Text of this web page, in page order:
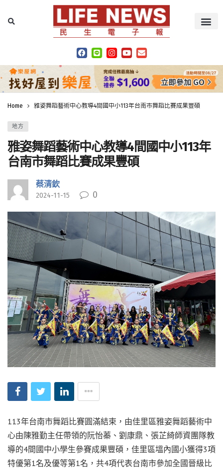
Home 雅姿舞蹈藝術中心教導4間國中小113年台南市舞蹈比賽成果豐碩
地方
雅姿舞蹈藝術中心教導4間國中小113年
台南市舞蹈比賽成果豐碩
蔡清欽
2024-11-15 0
113年台南市舞蹈比賽圓滿結束，由佳里區雅姿舞蹈藝術中
心由陳雅勤主任帶領的阮怡蓁、劉康鼎、張芷綺師資團隊教
導的4間國中小學生參賽成果豐碩，佳里區塭內國小獲得3項
特優第1名及優等第1名，共4項代表台南市參加全國晉級比